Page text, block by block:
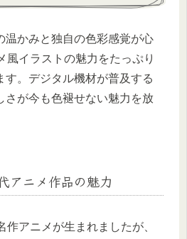
温かみと独自の色彩感覚が心
風イラストの魅力をたっぷり
す。デジタル機材が普及する
さが今も色褪せない魅力を放
アニメ作品の魅力
アニメが生まれましたが、